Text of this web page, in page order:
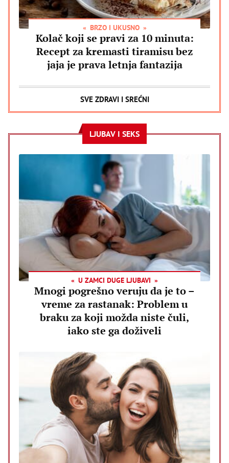
BRZO I UKUSNO
Kolač koji se pravi za 10 minuta:
Recept za kremasti tiramisu bez
jaja je prava letnja fantazija
SVE ZDRAVI I SREĆNI
LJUBAV I SEKS
U ZAMCI DUGE LJUBAVI
Mnogi pogrešno veruju da je to –
vreme za rastanak: Problem u
braku za koji možda niste čuli,
iako ste ga doživeli